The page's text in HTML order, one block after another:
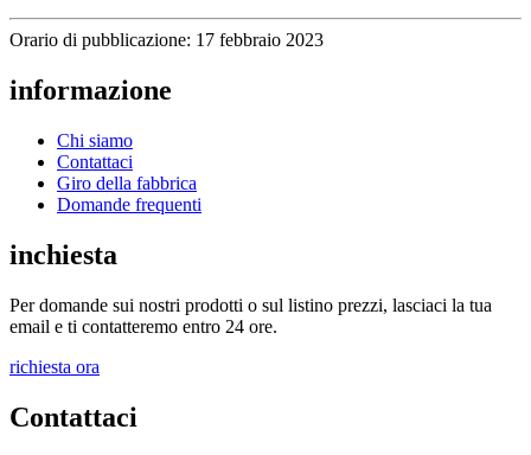
Orario di pubblicazione: 17 febbraio 2023
informazione
Chi siamo
Contattaci
Giro della fabbrica
Domande frequenti
inchiesta
Per domande sui nostri prodotti o sul listino prezzi, lasciaci la tua
email e ti contatteremo entro 24 ore.
richiesta ora
Contattaci